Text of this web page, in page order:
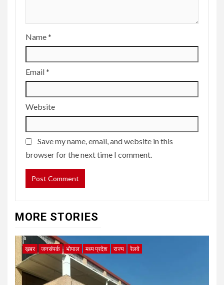
Name*
Email*
Website
Save my name, email, and website in this
browser for the next time I comment.
MORE STORIES
ख़बर जनसंपर्क भोपाल मध्य प्रदेश राज्य रेलवे